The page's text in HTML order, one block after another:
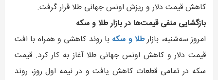
کاهش قیمت دلار و ریزش اونس جهانی طلا قرار گرفت.
بازگشایی منفی قیمت‌ها در بازار طلا و سکه
امروز سه‌شنبه، بازارطلا و سکه با روند کاهشی و همراه با افت
قیمت دلار و کاهش اونس جهانی طلا آغاز به کار کرد. قیمت
سکه در تمامی قطعات کاهش یافت و در نیمه اول روز، روند